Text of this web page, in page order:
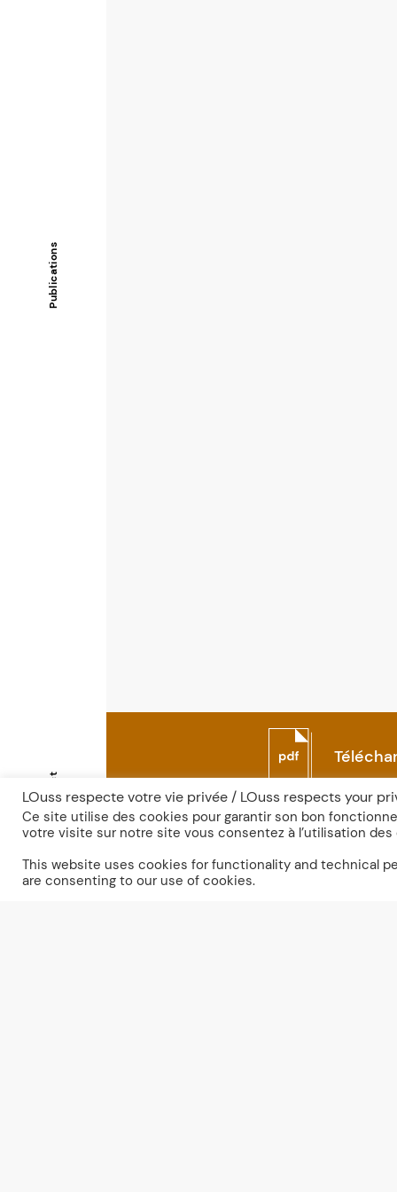
Publications
Contact
Fr En
LOuss respecte votre vie privée / LOuss respects your
Ce site utilise des cookies pour garantir son bon
votre visite sur notre site vous consentez à l’utilisation des
This website uses cookies for functionality and technical
are consenting to our use of cookies.